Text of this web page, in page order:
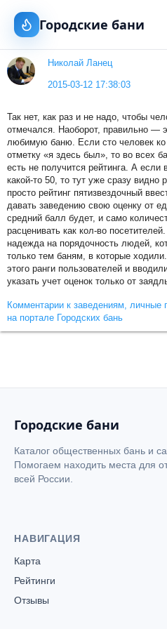
Городские бани
Николай Ланец
2015-03-12 17:38:03
Так нет, как раз и не надо, чтобы
отмечался. Наоборот, правильно —
любимую баню. Если сто человек ко
отметку «я здесь был», то во всех
есть не получится рейтинга. А если
какой-то 50, то тут уже сразу видно
просто рейтинг пятизвездочный
давать заведению свою оценку от
средний балл будет, и само
расценивать как кол-во
надежда на порядочность людей,
только тем баням, в которые
этого ранги пользователей и
указать учет оценок только от
Комментарии к заведениям, личные
на портале Городских бань
Городские бани
Каталог общественных бань и
Помогаем находить места для
всей России.
НАВИГАЦИЯ
Карта
Рейтинги
Отзывы